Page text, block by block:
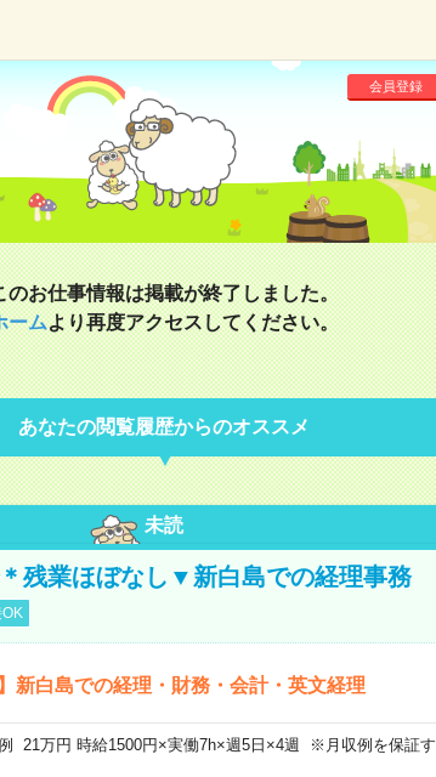
会員登録
のお仕事情報は掲載が終了しました。
ームより再度アクセスしてください。
あなたの閲覧履歴からのオススメ
未読
残業ほぼなし▼新白島での経理事務
新白島での経理・財務・会計・英文経理
21万円 時給1500円×実働7h×週5日×4週 ※月収例を保証す